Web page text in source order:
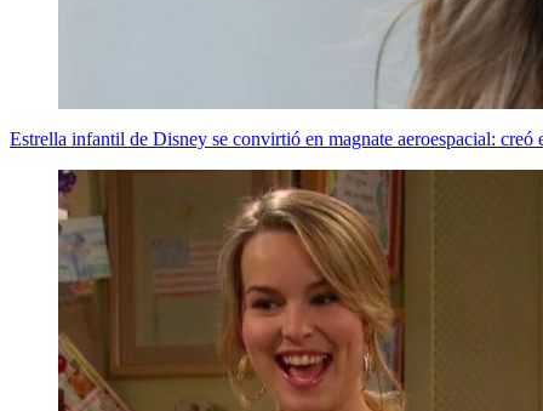
Estrella infantil de Disney se convirtió en magnate aeroespacial: creó